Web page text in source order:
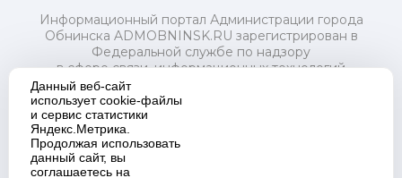
Информационный портал Администрации города
Обнинска ADMOBNINSK.RU зарегистрирован в
Федеральной службе по надзору
в сфере связи, информационных технологий
и массовых коммуникаций (Роскомнадзор) 24 июля
2018 года.
Свидетельство о регистрации Эл № ФС77-73321
Учредитель: Администрация (исполнительно-
распорядительный орган) городского округа "Город
Данный веб-сайт
использует cookie-файлы
и сервис статистики
Яндекс.Метрика.
Продолжая использовать
данный сайт, вы
соглашаетесь на